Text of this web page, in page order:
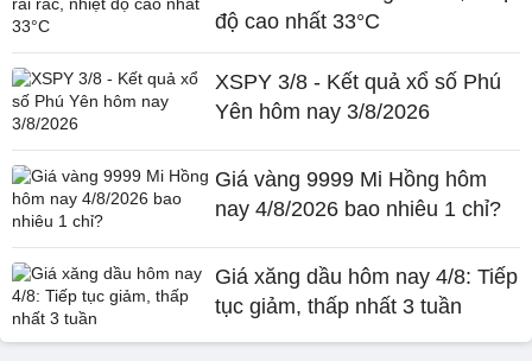
độ cao nhất 33°C
XSPY 3/8 - Kết quả xổ số Phú
Yên hôm nay 3/8/2026
Giá vàng 9999 Mi Hồng hôm
nay 4/8/2026 bao nhiêu 1 chỉ?
Giá xăng dầu hôm nay 4/8: Tiếp
tục giảm, thấp nhất 3 tuần